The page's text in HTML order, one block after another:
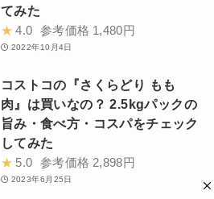
てみた
★ 4.0 参考価格 1,480円
2022年10月4日
コストコの『さくらどり もも
肉』は買いなの？ 2.5kgパックの
旨み・食べ方・コスパをチェック
してみた
★ 5.0 参考価格 2,898円
2023年6月25日